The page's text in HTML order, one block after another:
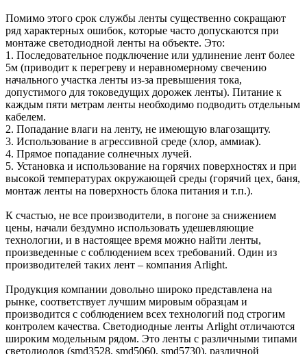
Помимо этого срок службы ленты существенно сокращают
ряд характерных ошибок, которые часто допускаются при
монтаже светодиодной ленты на объекте. Это:
1. Последовательное подключение или удлинение лент более
5м (приводит к перегреву и неравномерному свечению
начального участка ленты из-за превышения тока,
допустимого для токоведущих дорожек ленты). Питание к
каждым пяти метрам ленты необходимо подводить отдельным
кабелем.
2. Попадание влаги на ленту, не имеющую влагозащиту.
3. Использование в агрессивной среде (хлор, аммиак).
4. Прямое попадание солнечных лучей.
5. Установка и использование на горячих поверхностях и при
высокой температурах окружающей среды (горячий цех, баня,
монтаж ленты на поверхность блока питания и т.п.).
К счастью, не все производители, в погоне за снижением
цены, начали бездумно использовать удешевляющие
технологии, и в настоящее время можно найти ленты,
произведенные с соблюдением всех требований. Один из
производителей таких лент – компания Arlight.
Продукция компании довольно широко представлена на
рынке, соответствует лучшим мировым образцам и
производится с соблюдением всех технологий под строгим
контролем качества. Светодиодные ленты Arlight отличаются
широким модельным рядом. Это ленты с различными типами
светодиодов (smd3528, smd5060, smd5730), различной